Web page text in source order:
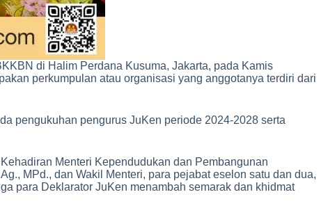
di Halim Perdana Kusuma, Jakarta, pada Kamis
perkumpulan atau organisasi yang anggotanya terdiri dari
pengukuhan pengurus JuKen periode 2024-2028 serta
Menteri Kependudukan dan Pembangunan
MPd., dan Wakil Menteri, para pejabat eselon satu dan dua,
para Deklarator JuKen menambah semarak dan khidmat